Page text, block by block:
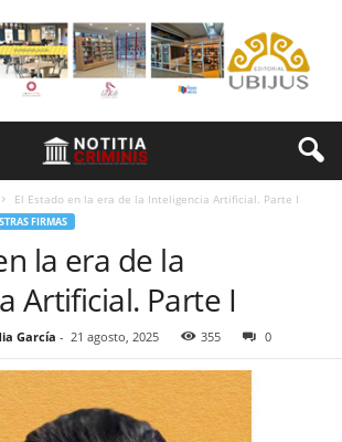
El Estado en la era de la Inteligencia Artificial. Parte I
FIRMAS
la era de la
Artificial. Parte I
García - 21 agosto, 2025 355 0